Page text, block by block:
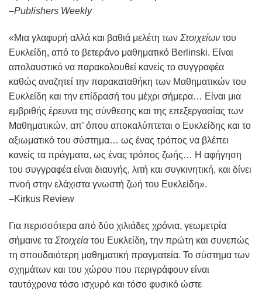
–Publishers Weekly
«Μια γλαφυρή αλλά και βαθιά μελέτη των Στοιχείων του
Ευκλείδη, από το βετεράνο μαθηματικό Berlinski. Είναι
απολαυστικό να παρακολουθεί κανείς το συγγραφέα
καθώς αναζητεί την παρακαταθήκη των Μαθηματικών του
Ευκλείδη και την επίδρασή του μέχρι σήμερα… Είναι μια
εμβριθής έρευνα της σύνθεσης και της επεξεργασίας των
Μαθηματικών, απ’ όπου αποκαλύπτεται ο Ευκλείδης και το
αξιωματικό του σύστημα… ως ένας τρόπος να βλέπει
κανείς τα πράγματα, ως ένας τρόπος ζωής… Η αφήγηση
του συγγραφέα είναι διαυγής, λιτή και συγκινητική, και δίνει
πνοή στην ελάχιστα γνωστή ζωή του Ευκλείδη».
–Kirkus Review
Για περισσότερα από δύο χιλιάδες χρόνια, γεωμετρία
σήμαινε τα Στοιχείατου Ευκλείδη, την πρώτη και συνεπώς
τη σπουδαιότερη μαθηματική πραγματεία. Το σύστημα των
σχημάτων και του χώρου που περιγράφουν είναι
ταυτόχρονα τόσο ισχυρό και τόσο φυσικό ώστε